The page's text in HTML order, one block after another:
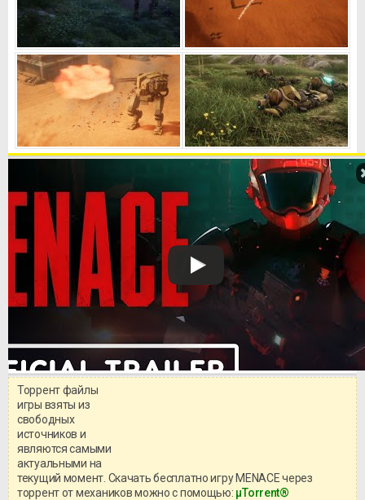
Торрент файлы
игры взяты из
свободных
источников и
являются самыми
актуальными на
текущий момент. Скачать бесплатно игру MENACE через
торрент от механиков можно с помощью: μTorrent®